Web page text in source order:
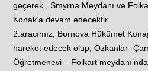
geçerek , Smyrna Meydanı ve
Konak’a devam edecektir.
2.aracımız, Bornova Hükümet
hareket edecek olup, Özkanlar-
Öğretmenevi – Folkart